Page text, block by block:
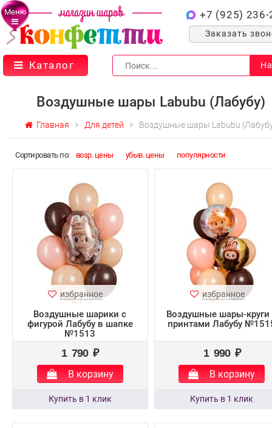
Меню +7 (925) 236-
Заказать
Каталог
Воздушные шары Labubu (Лабубу)
Главная Для детей Воздушные шары Labubu
Cортировать по: возр. цены убыв. цены популярности
избранное
Воздушные шарики с
фигурой Лабубу в шапке
№1513
1 790 ₽
В корзину
избранное
Воздушные шары-круги
принтами Лабубу
1 990 ₽
В корзину